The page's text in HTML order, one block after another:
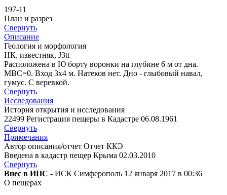
197-11
План и разрез
Свернуть
Описание
Геология и морфология
НК. известняк, J3tt
Расположена в Ю борту воронки на глубине 6 м от дна.
МВС=0. Вход 3х4 м. Натеков нет. Дно - глыбовый навал,
гумус. С веревкой.
Свернуть
Исследования
История открытия и исследования
22499 Регистрация пещеры в Кадастре 06.08.1961
Свернуть
Примечания
Автор описания/отчет Отчет ККЭ
Введена в кадастр пещер Крыма 02.03.2010
Свернуть
Внес в ИПС - ИСК Симферополь 12 января 2017 в 00:36
О пещерах